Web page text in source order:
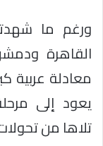
ورغم ما
القاهرة
معادلة عربية
يعود إلى
تلاها من